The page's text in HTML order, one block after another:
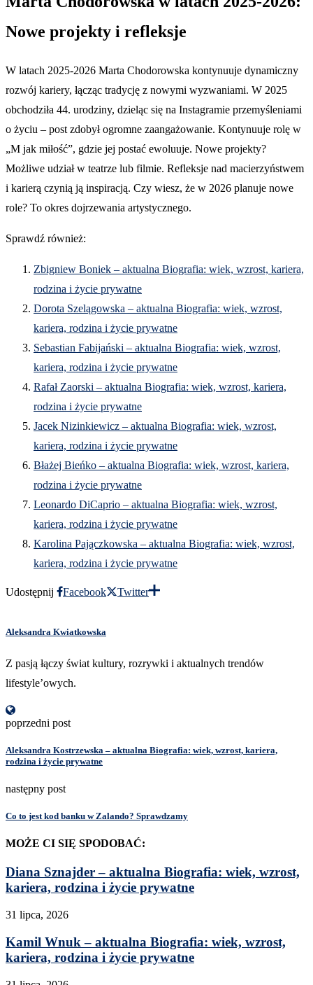
Nowe projekty i refleksje
W latach 2025-2026 Marta Chodorowska kontynuuje dynamiczny
rozwój kariery, łącząc tradycję z nowymi wyzwaniami. W 2025
obchodziła 44. urodziny, dzieląc się na Instagramie przemyśleniami
o życiu – post zdobył ogromne zaangażowanie. Kontynuuje rolę w
„M jak miłość”, gdzie jej postać ewoluuje. Nowe projekty?
Możliwe udział w teatrze lub filmie. Refleksje nad macierzyństwem
i karierą czynią ją inspiracją. Czy wiesz, że w 2026 planuje nowe
role? To okres dojrzewania artystycznego.
Sprawdź również:
Zbigniew Boniek – aktualna Biografia: wiek, wzrost, kariera,
rodzina i życie prywatne
Dorota Szelągowska – aktualna Biografia: wiek, wzrost,
kariera, rodzina i życie prywatne
Sebastian Fabijański – aktualna Biografia: wiek, wzrost,
kariera, rodzina i życie prywatne
Rafał Zaorski – aktualna Biografia: wiek, wzrost, kariera,
rodzina i życie prywatne
Jacek Nizinkiewicz – aktualna Biografia: wiek, wzrost,
kariera, rodzina i życie prywatne
Błażej Bieńko – aktualna Biografia: wiek, wzrost, kariera,
rodzina i życie prywatne
Leonardo DiCaprio – aktualna Biografia: wiek, wzrost,
kariera, rodzina i życie prywatne
Karolina Pajączkowska – aktualna Biografia: wiek, wzrost,
kariera, rodzina i życie prywatne
Udostępnij Facebook Twitter
Aleksandra Kwiatkowska
Z pasją łączy świat kultury, rozrywki i aktualnych trendów
lifestyle’owych.
poprzedni post
Aleksandra Kostrzewska – aktualna Biografia: wiek, wzrost, kariera,
rodzina i życie prywatne
następny post
Co to jest kod banku w Zalando? Sprawdzamy
MOŻE CI SIĘ SPODOBAĆ:
Diana Sznajder – aktualna Biografia: wiek, wzrost,
kariera, rodzina i życie prywatne
31 lipca, 2026
Kamil Wnuk – aktualna Biografia: wiek, wzrost,
kariera, rodzina i życie prywatne